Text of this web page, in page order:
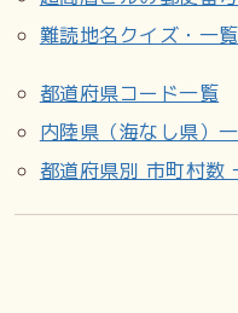
難読地名クイズ・一覧
都道府県コード一覧
内陸県（海なし県）
都道府県別 市町村数